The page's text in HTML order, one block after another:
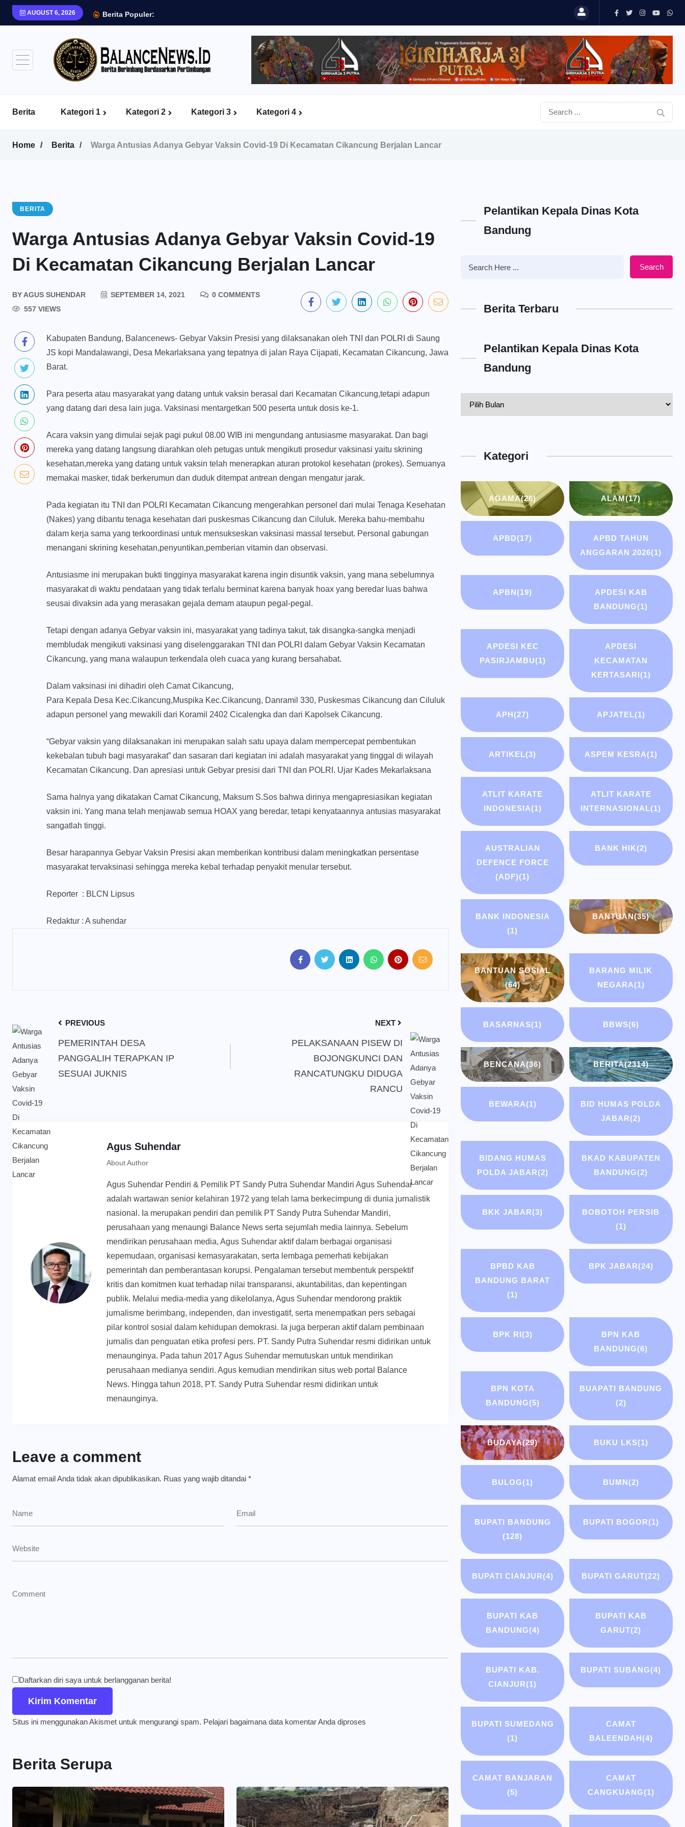
AUGUST 6, 2026 Berita Populer:
Berita Kategori 1 Kategori 2 Kategori 3 Kategori 4
Home Berita Warga Antusias Adanya Gebyar Vaksin Covid-19 Di Kecamatan Cikancung Berjalan Lancar
BERITA
Warga Antusias Adanya Gebyar Vaksin Covid-19
Di Kecamatan Cikancung Berjalan Lancar
BY AGUS SUHENDAR SEPTEMBER 14, 2021
0 COMMENTS
557 VIEWS
Kabupaten Bandung, Balancenews- Gebyar Vaksin Presisi yang dilaksanakan oleh TNI dan POLRI di Saung
JS kopi Mandalawangi, Desa Mekarlaksana yang tepatnya di jalan Raya Cijapati, Kecamatan Cikancung, Jawa
Barat.
Para peserta atau masyarakat yang datang untuk vaksin berasal dari Kecamatan Cikancung,tetapi adapun
yang datang dari desa lain juga. Vaksinasi mentargetkan 500 peserta untuk dosis ke-1.
Acara vaksin yang dimulai sejak pagi pukul 08.00 WIB ini mengundang antusiasme masyarakat. Dan bagi
mereka yang datang langsung diarahkan oleh petugas untuk mengikuti prosedur vaksinasi yaitu skrining
kesehatan,mereka yang datang untuk vaksin telah menerapkan aturan protokol kesehatan (prokes). Semuanya
memakai masker, tidak berkerumun dan duduk ditempat antrean dengan mengatur jarak.
Pada kegiatan itu TNI dan POLRI Kecamatan Cikancung mengerahkan personel dari mulai Tenaga Kesehatan
(Nakes) yang dibantu tenaga kesehatan dari puskesmas Cikancung dan Ciluluk. Mereka bahu-membahu
dalam kerja sama yang terkoordinasi untuk mensukseskan vaksinasi massal tersebut. Personal gabungan
menangani skrining kesehatan,penyuntikan,pemberian vitamin dan observasi.
Antusiasme ini merupakan bukti tingginya masyarakat karena ingin disuntik vaksin, yang mana sebelumnya
masyarakat di waktu pendataan yang tidak terlalu berminat karena banyak hoax yang beredar luas bahwa
seusai divaksin ada yang merasakan gejala demam ataupun pegal-pegal.
Tetapi dengan adanya Gebyar vaksin ini, masyarakat yang tadinya takut, tak disangka-sangka menjadi
membludak mengikuti vaksinasi yang diselenggarakan TNI dan POLRI dalam Gebyar Vaksin Kecamatan
Cikancung, yang mana walaupun terkendala oleh cuaca yang kurang bersahabat.
Dalam vaksinasi ini dihadiri oleh Camat Cikancung,
Para Kepala Desa Kec.Cikancung,Muspika Kec.Cikancung, Danramil 330, Puskesmas Cikancung dan Ciluluk
adapun personel yang mewakili dari Koramil 2402 Cicalengka dan dari Kapolsek Cikancung.
“Gebyar vaksin yang dilaksanakan ini merupakan salah satu upaya dalam mempercepat pembentukan
kekebalan tubuh bagi masyarakat” dan sasaran dari kegiatan ini adalah masyarakat yang tinggal di wilayah
Kecamatan Cikancung. Dan apresiasi untuk Gebyar presisi dari TNI dan POLRI. Ujar Kades Mekarlaksana
Sama halnya yang dikatakan Camat Cikancung, Maksum S.Sos bahwa dirinya mengapresiasikan kegiatan
vaksin ini. Yang mana telah menjawab semua HOAX yang beredar, tetapi kenyataannya antusias masyarakat
sangatlah tinggi.
Besar harapannya Gebyar Vaksin Presisi akan memberikan kontribusi dalam meningkatkan persentase
masyarakat tervaksinasi sehingga mereka kebal terhadap penyakit menular tersebut.
Reporter : BLCN Lipsus
Redaktur : A suhendar
PREVIOUS
PEMERINTAH DESA
PANGGALIH TERAPKAN IP
SESUAI JUKNIS
NEXT
PELAKSANAAN PISEW DI
BOJONGKUNCI DAN
RANCATUNGKU DIDUGA
RANCU
Agus Suhendar
About Author
Agus Suhendar Pendiri & Pemilik PT Sandy Putra Suhendar Mandiri Agus Suhendar
adalah wartawan senior kelahiran 1972 yang telah lama berkecimpung di dunia jurnalistik
nasional. Ia merupakan pendiri dan pemilik PT Sandy Putra Suhendar Mandiri,
perusahaan yang menaungi Balance News serta sejumlah media lainnya. Sebelum
mendirikan perusahaan media, Agus Suhendar aktif dalam berbagai organisasi
kepemudaan, organisasi kemasyarakatan, serta lembaga pemerhati kebijakan
pemerintah dan pemberantasan korupsi. Pengalaman tersebut membentuk perspektif
kritis dan komitmen kuat terhadap nilai transparansi, akuntabilitas, dan kepentingan
publik. Melalui media-media yang dikelolanya, Agus Suhendar mendorong praktik
jurnalisme berimbang, independen, dan investigatif, serta menempatkan pers sebagai
pilar kontrol sosial dalam kehidupan demokrasi. Ia juga berperan aktif dalam pembinaan
jurnalis dan penguatan etika profesi pers. PT. Sandy Putra Suhendar resmi didirikan untuk
menaunginya. Pada tahun 2017 Agus Suhendar memutuskan untuk mendirikan
perusahaan medianya sendiri. Agus kemudian mendirikan situs web portal Balance
News. Hingga tahun 2018, PT. Sandy Putra Suhendar resmi didirikan untuk
menaunginya.
Leave a comment
Alamat email Anda tidak akan dipublikasikan. Ruas yang wajib ditandai *
Daftarkan diri saya untuk berlangganan berita!
Situs ini menggunakan Akismet untuk mengurangi spam. Pelajari bagaimana data komentar Anda diproses
Berita Serupa
Pelantikan Kepala Dinas Kota
Bandung
Search
Berita Terbaru
Pelantikan Kepala Dinas Kota
Bandung
BandungKategori
AGAMA(26) ALAM(17)
APBD(17)
APBD TAHUN
ANGGARAN 2026(1)
APBN(19)
APDESI KAB
BANDUNG(1)
APDESI KEC
PASIRJAMBU(1)
APDESI
KECAMATAN
KERTASARI(1)
APH(27) APJATEL(1)
ARTIKEL(3) ASPEM KESRA(1)
ATLIT KARATE
INDONESIA(1)
ATLIT KARATE
INTERNASIONAL(1)
AUSTRALIAN
DEFENCE FORCE
(ADF)(1)
BANK HIK(2)
BANK INDONESIA
(1)
BANTUAN(35)
BANTUAN SOSIAL
(64)
BARANG MILIK
NEGARA(1)
BASARNAS(1) BBWS(6)
BENCANA(36) BERITA(2314)
BEWARA(1)
BID HUMAS POLDA
JABAR(2)
BIDANG HUMAS
POLDA JABAR(2)
BKAD KABUPATEN
BANDUNG(2)
BKK JABAR(3)
BOBOTOH PERSIB
(1)
BPBD KAB
BANDUNG BARAT
(1)
BPK JABAR(24)
BPK RI(3)
BPN KAB
BANDUNG(6)
BPN KOTA
BANDUNG(5)
BUAPATI BANDUNG
(2)
BUDAYA(29) BUKU LKS(1)
BULOG(1) BUMN(2)
BUPATI BANDUNG
(128)
BUPATI BOGOR(1)
BUPATI CIANJUR(4) BUPATI GARUT(22)
BUPATI KAB
BANDUNG(4)
BUPATI KAB
GARUT(2)
BUPATI KAB.
CIANJUR(1)
BUPATI SUBANG(4)
BUPATI SUMEDANG
(1)
CAMAT
BALEENDAH(4)
CAMAT BANJARAN
(5)
CAMAT
CANGKUANG(1)